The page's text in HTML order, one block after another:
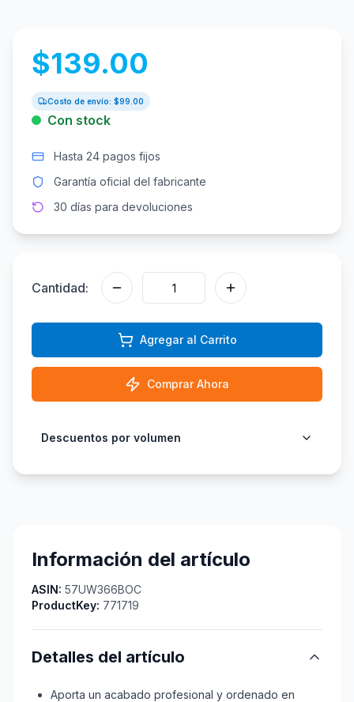
$139.00
Costo de envío: $99.00
Con stock
Hasta 24 pagos fijos
Garantía oficial del fabricante
30 días para devoluciones
Cantidad:
Agregar al Carrito
Comprar Ahora
Descuentos por volumen
Información del artículo
ASIN: 57UW366BOC
ProductKey: 771719
Detalles del artículo
Aporta un acabado profesional y ordenado en